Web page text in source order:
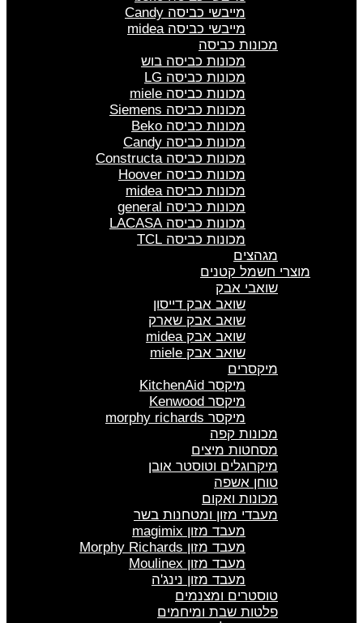
מייבשי כביסה Candy
מייבשי כביסה midea
מכונות כביסה
מכונות כביסה בוש
מכונות כביסה LG
מכונות כביסה miele
מכונות כביסה Siemens
מכונות כביסה Beko
מכונות כביסה Candy
מכונות כביסה Constructa
מכונות כביסה Hoover
מכונות כביסה midea
מכונות כביסה general
מכונות כביסה LACASA
מכונות כביסה TCL
מגהצים
מוצרי חשמל קטנים
שואבי אבק
שואב אבק דייסון
שואב אבק שארק
שואב אבק midea
שואב אבק miele
מיקסרים
מיקסר KitchenAid
מיקסר Kenwood
מיקסר morphy richards
מכונות קפה
מסחטות מיצים
מיקרוגלים וטוסטר אובן
טוחן אשפה
מכונות ואקום
מעבדי מזון ומטחנות בשר
מעבד מזון magimix
מעבד מזון Morphy Richards
מעבד מזון Moulinex
מעבד מזון נינג'ה
טוסטרים ומצנמים
פלטות שבת ומיחמים